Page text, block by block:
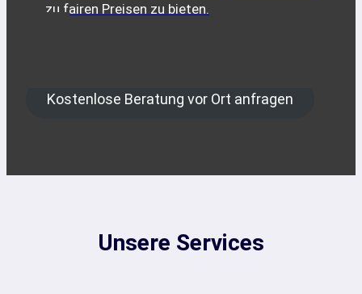
zu fairen Preisen zu bieten.
Kostenlose Beratung vor Ort anfragen
Unsere Services